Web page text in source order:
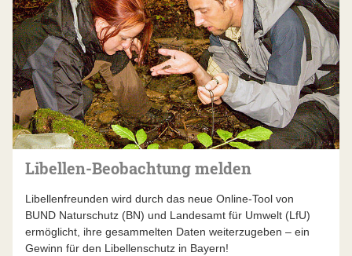
Libellen-Beobachtung melden
Libellenfreunden wird durch das neue Online-Tool von
BUND Naturschutz (BN) und Landesamt für Umwelt (LfU)
ermöglicht, ihre gesammelten Daten weiterzugeben – ein
Gewinn für den Libellenschutz in Bayern!